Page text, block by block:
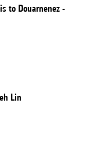
to Douarnenez -
Lin